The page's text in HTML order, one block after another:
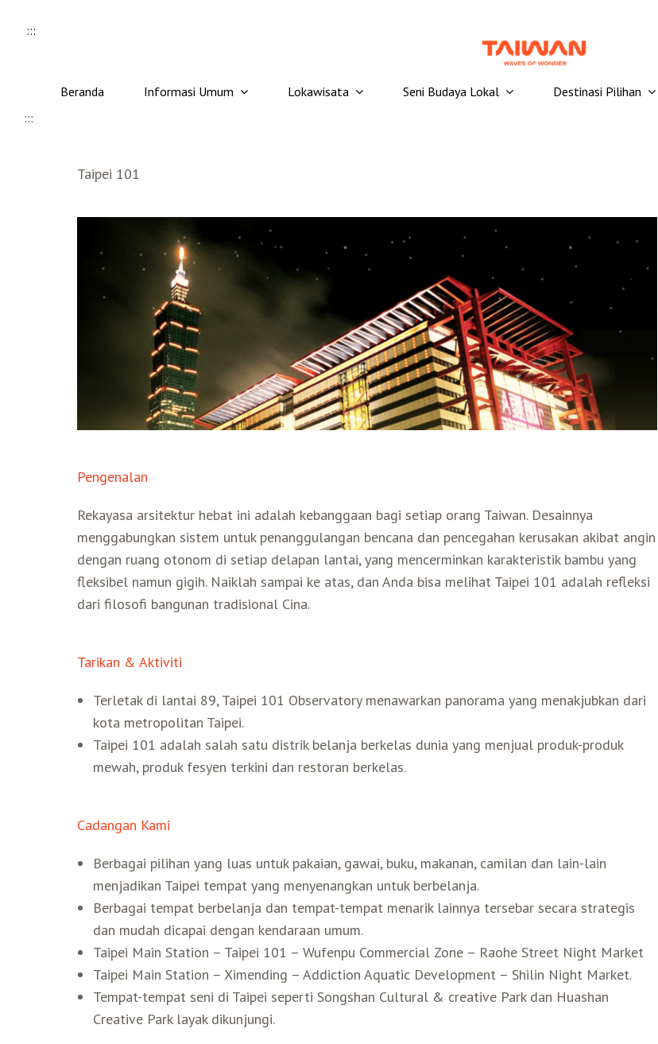
:::
Beranda Informasi Umum Lokawisata Seni Budaya Lokal Destinasi Pilihan
:::
Taipei 101
Pengenalan
Rekayasa arsitektur hebat ini adalah kebanggaan bagi setiap orang Taiwan. Desainnya
menggabungkan sistem untuk penanggulangan bencana dan pencegahan kerusakan akibat angin
dengan ruang otonom di setiap delapan lantai, yang mencerminkan karakteristik bambu yang
fleksibel namun gigih. Naiklah sampai ke atas, dan Anda bisa melihat Taipei 101 adalah refleksi
dari filosofi bangunan tradisional Cina.
Tarikan & Aktiviti
Terletak di lantai 89, Taipei 101 Observatory menawarkan panorama yang menakjubkan dari
kota metropolitan Taipei.
Taipei 101 adalah salah satu distrik belanja berkelas dunia yang menjual produk-produk
mewah, produk fesyen terkini dan restoran berkelas.
Cadangan Kami
Berbagai pilihan yang luas untuk pakaian, gawai, buku, makanan, camilan dan lain-lain
menjadikan Taipei tempat yang menyenangkan untuk berbelanja.
Berbagai tempat berbelanja dan tempat-tempat menarik lainnya tersebar secara strategis
dan mudah dicapai dengan kendaraan umum.
Taipei Main Station – Taipei 101 – Wufenpu Commercial Zone – Raohe Street Night Market
Taipei Main Station – Ximending – Addiction Aquatic Development – Shilin Night Market.
Tempat-tempat seni di Taipei seperti Songshan Cultural & creative Park dan Huashan
Creative Park layak dikunjungi.